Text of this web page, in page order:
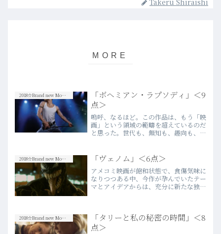
Takeru Shiraishi
2018☆Brand new Movies
「ボヘミアン・ラプソディ」＜9
点＞
嗚呼、なるほど。この作品は、もう「映
画」という領域の範疇を超えているのだ
と思った。世代も、無知も、趣向も、も
クリーンを通じて目の当たりにしたもの
に、只々、涙が止まらなく…more
2018☆Brand new Movies 「ヴェノム」＜6点＞
アメコミ映画が飽和状態で、食傷気味に
なりつつある中、今作が孕んでいたテー
マとアイデアからは、充分に新たな独自
と思う。宇宙の果てから…more
2018☆Brand new Movies
「タリーと私の秘密の時間」＜8
点＞